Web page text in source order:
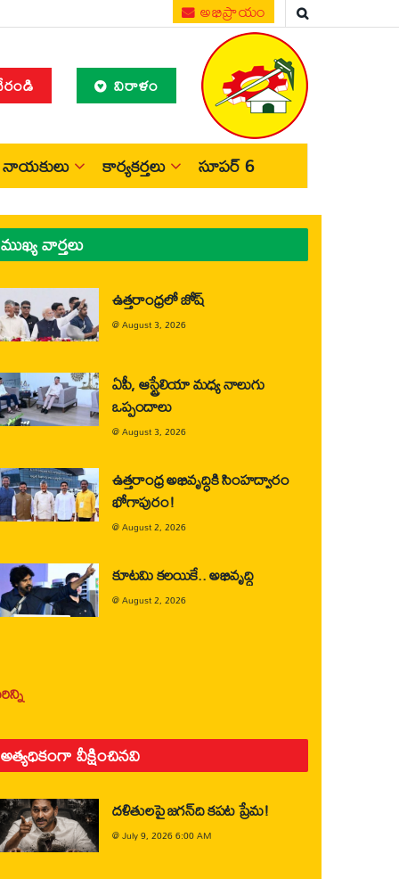
అభిప్రాయం
విరాళం
నాయకులు కార్యకర్తలు సూపర్ 6
ముఖ్య వార్తలు
ఉత్తరాంధ్రలో జోష్
@August 3, 2026
ఏపీ, ఆస్ట్రేలియా మధ్య నాలుగు
ఒప్పందాలు
@August 3, 2026
ఉత్తరాంధ్ర అభివృద్ధికి సింహద్వారం
భోగాపురం!
@August 2, 2026
కూటమి కలయికే.. అభివృద్ధి
@August 2, 2026
అత్యధికంగా వీక్షించినవి
దళితులపై జగన్‌ది కపట ప్రేమ!
@July 9, 2026 6:00 AM